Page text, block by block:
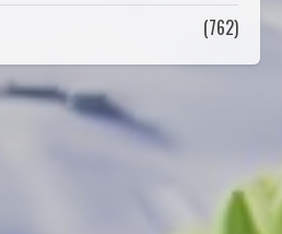
Üyelerimiz Belirlendi
18 Temmuz 2026
3.KADEME ANTRENÖRLÜK KURSU
(762)